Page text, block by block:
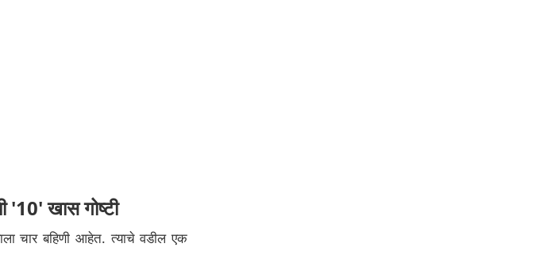
'10' खास गोष्टी
चार बहिणी आहेत. त्याचे वडील एक